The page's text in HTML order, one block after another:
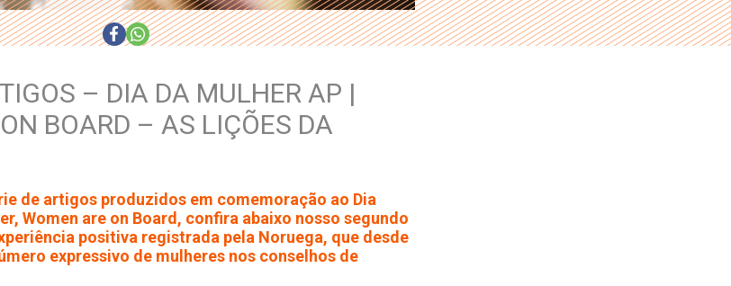
– DIA DA MULHER AP |
BOARD – AS LIÇÕES DA
de artigos produzidos em comemoração ao Dia
Women are on Board, confira abaixo nosso segundo
positiva registrada pela Noruega, que desde
expressivo de mulheres nos conselhos de